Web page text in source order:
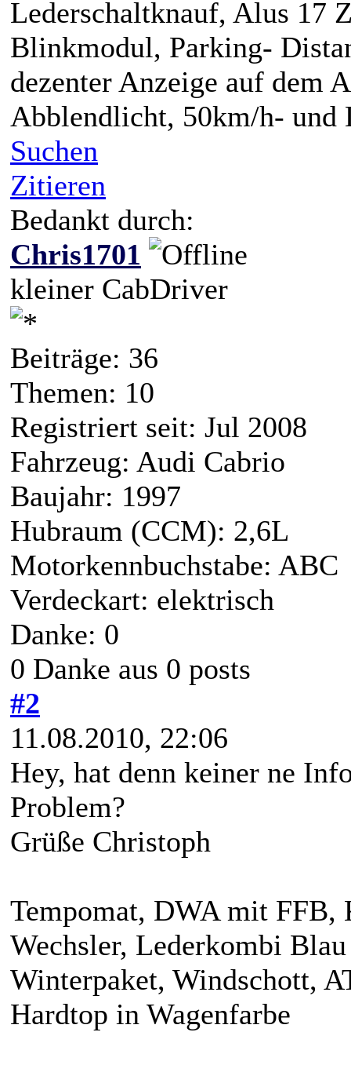
Lederschaltknauf, Alus 17
Blinkmodul, Parking-
dezenter Anzeige auf dem
Abblendlicht, 50km/h- und
Suchen
Zitieren
Bedankt durch:
Chris1701
kleiner CabDriver
Beiträge: 36
Themen: 10
Registriert seit: Jul 2008
Fahrzeug: Audi Cabrio
Baujahr: 1997
Hubraum (CCM): 2,6L
Motorkennbuchstabe: ABC
Verdeckart: elektrisch
Danke: 0
0 Danke aus 0 posts
#2
11.08.2010, 22:06
Hey, hat denn keiner ne
Problem?
Grüße Christoph
Tempomat, DWA mit FFB,
Wechsler, Lederkombi
Winterpaket, Windschott,
Hardtop in Wagenfarbe